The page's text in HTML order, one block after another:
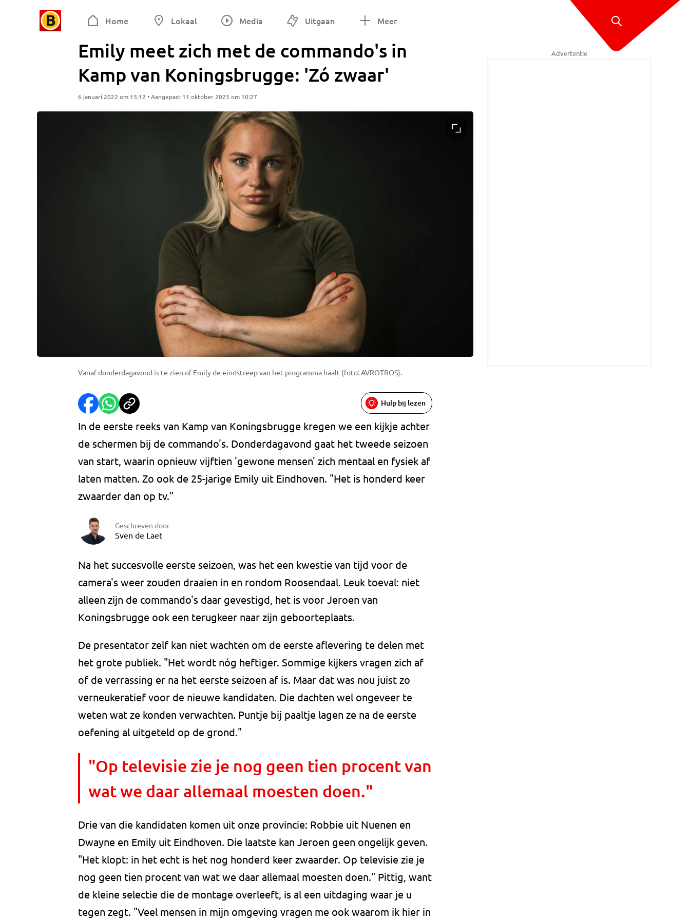
Home Lokaal Media Uitgaan Meer
Emily meet zich met de commando's in
Kamp van Koningsbrugge: 'Zó zwaar'
6 januari 2022 om 15:12 • Aangepast 11 oktober 2025 om 10:27
Vanaf donderdagavond is te zien of Emily de eindstreep van het programma haalt (foto: AVROTROS).
Hulp bij lezen
In de eerste reeks van Kamp van Koningsbrugge kregen we een kijkje achter
de schermen bij de commando's. Donderdagavond gaat het tweede seizoen
van start, waarin opnieuw vijftien 'gewone mensen' zich mentaal en fysiek af
laten matten. Zo ook de 25-jarige Emily uit Eindhoven. "Het is honderd keer
zwaarder dan op tv."
Geschreven door
Sven de Laet
Na het succesvolle eerste seizoen, was het een kwestie van tijd voor de
camera's weer zouden draaien in en rondom Roosendaal. Leuk toeval: niet
alleen zijn de commando's daar gevestigd, het is voor Jeroen van
Koningsbrugge ook een terugkeer naar zijn geboorteplaats.
De presentator zelf kan niet wachten om de eerste aflevering te delen met
het grote publiek. "Het wordt nóg heftiger. Sommige kijkers vragen zich af
of de verrassing er na het eerste seizoen af is. Maar dat was nou juist zo
verneukeratief voor de nieuwe kandidaten. Die dachten wel ongeveer te
weten wat ze konden verwachten. Puntje bij paaltje lagen ze na de eerste
oefening al uitgeteld op de grond."
"Op televisie zie je nog geen tien procent van
wat we daar allemaal moesten doen."
Drie van die kandidaten komen uit onze provincie: Robbie uit Nuenen en
Dwayne en Emily uit Eindhoven. Die laatste kan Jeroen geen ongelijk geven.
"Het klopt: in het echt is het nog honderd keer zwaarder. Op televisie zie je
nog geen tien procent van wat we daar allemaal moesten doen." Pittig, want
de kleine selectie die de montage overleeft, is al een uitdaging waar je u
tegen zegt. "Veel mensen in mijn omgeving vragen me ook waarom ik hier in
Advertentie